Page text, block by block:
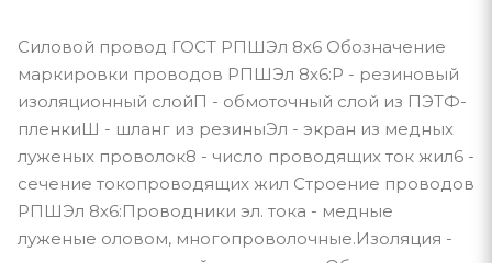
Силовой провод ГОСТ РПШЭл 8х6 Обозначение
маркировки проводов РПШЭл 8х6:Р - резиновый
изоляционный слойП - обмоточный слой из ПЭТФ-
пленкиШ - шланг из резиныЭл - экран из медных
луженых проволок8 - число проводящих ток жил6 -
сечение токопроводящих жил Строение проводов
РПШЭл 8х6:Проводники эл. тока - медные
луженые оловом, многопроволочные.Изоляция -